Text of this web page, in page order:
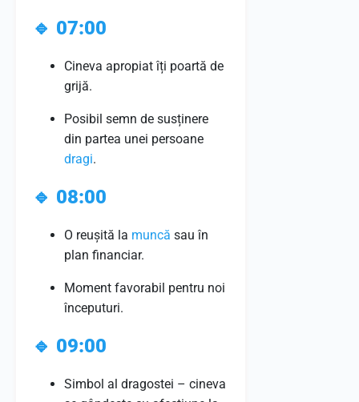
🔹 07:00
Cineva apropiat îți poartă de
grijă.
Posibil semn de susținere
din partea unei persoane
dragi.
🔹 08:00
O reușită la muncă sau în
plan financiar.
Moment favorabil pentru noi
începuturi.
🔹 09:00
Simbol al dragostei – cineva